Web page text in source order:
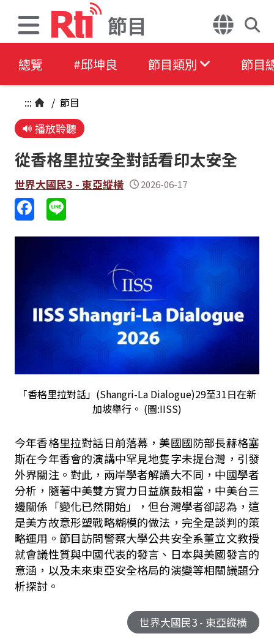
節目
總覽 #邱坤良 節目類別 節目
::: / 節目
播放聆聽
從香格里拉安全對話看印太安全
世界大國民3 - 東亞縱橫 2026-06-17
「香格里拉對話」(Shangri-La Dialogue)29至31日在新
加坡舉行。 (圖:IISS)
今年香格里拉對話日前落幕，美國國防部長赫格塞
斯在今年香會的演講中罕見地隻字未提台灣，引發
外界關注。對此，兩岸學者解讀大不同，中國學者
分析，隨著中美雙方實力日益旗鼓相當，中美台三
邊關係「變化已然開始」，但台灣學者卻認為，這
是美方故意形塑戰略糊模的做法，完全是談判的策
略運用。節目訪問警察大學公共安全系董立文教授
就會議性質與中國代表的發言、日本與美國發言的
意涵，以及未來東亞安全格局的演變等相關議題分
析探討。
世界大國民3 - 東亞縱橫